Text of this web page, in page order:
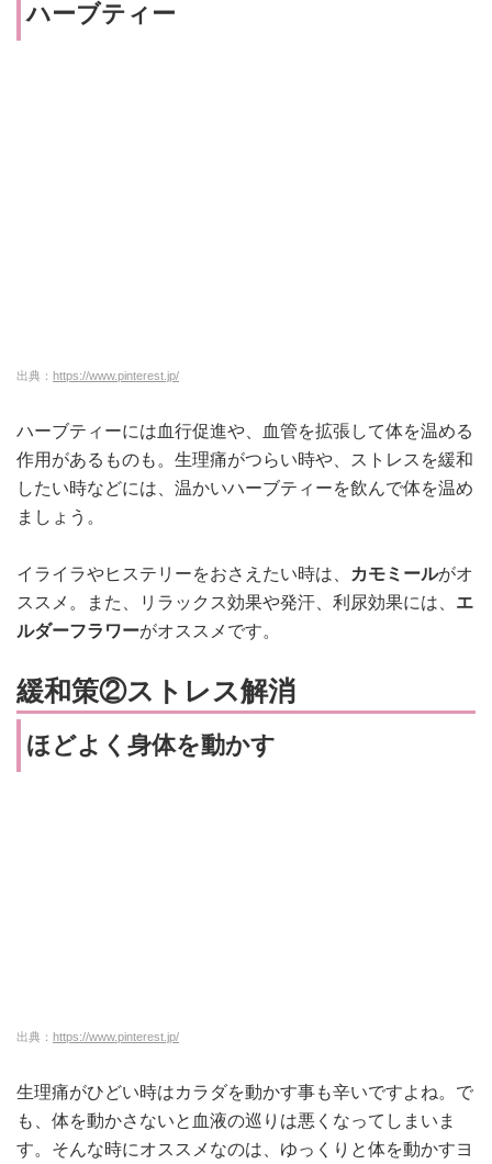
ハーブティー
出典： https://www.pinterest.jp/
ハーブティーには血行促進や、血管を拡張して体を温める
作用があるものも。 生理痛がつらい時や、ストレスを緩和
したい時などには、温かいハーブティーを飲んで体を温め
ましょう。
イライラやヒステリーをおさえたい時は、 カモミールがオ
ススメ。また、
リラックス効果や発汗、利尿効果には、 エ
ルダーフラワーがオススメです。
緩和策②ストレス解消
ほどよく身体を動かす
出典： https://www.pinterest.jp/
生理痛がひどい時はカラダを動かす事も辛いですよね。で
も、体を動かさないと血液の巡りは悪くなってしまいま
す。 そんな時にオススメなのは、ゆっくりと体を動かすヨ